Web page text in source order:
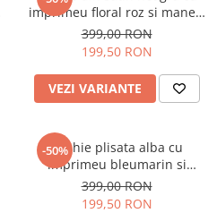
imprimeu floral roz si maneci
bufante
399,00 RON
199,50 RON
VEZI VARIANTE
-50%
Rochie plisata alba cu
imprimeu bleumarin si
maneci clopot
399,00 RON
199,50 RON